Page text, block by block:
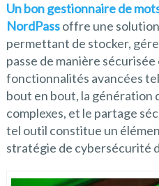
Un bon gestionnaire de
NordPassoffre une solution
permettant de stocker,
passe de manière
fonctionnalités avancées
bout en bout, la génération
complexes, et le partage
tel outil constitue un
stratégie de cybersécurité